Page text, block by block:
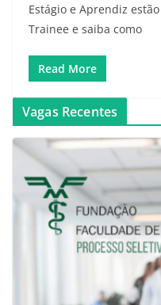
Estágio e Aprendiz
Trainee e saiba como
Read More
Vagas Recentes